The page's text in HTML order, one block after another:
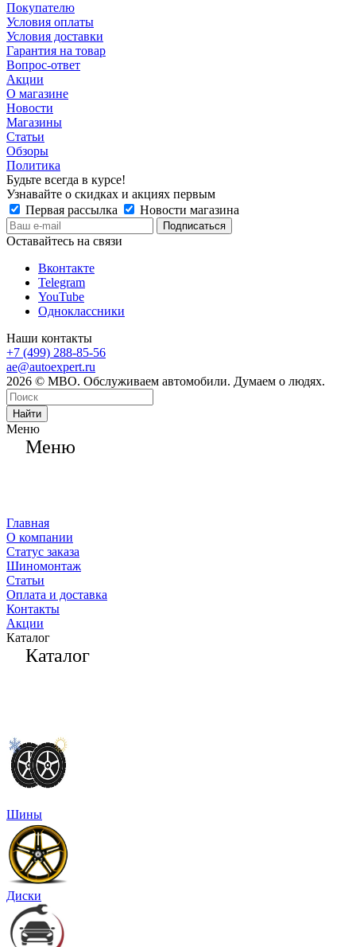
Покупателю
Условия оплаты
Условия доставки
Гарантия на товар
Вопрос-ответ
Акции
О магазине
Новости
Магазины
Статьи
Обзоры
Политика
Будьте всегда в курсе!
Узнавайте о скидках и акциях первым
Первая рассылка
Новости магазина
Оставайтесь на связи
Вконтакте
Telegram
YouTube
Одноклассники
Наши контакты
+7 (499) 288-85-56
ae@autoexpert.ru
2026 © МВО. Обслуживаем автомобили. Думаем о людях.
Найти
Меню
Меню
Главная
О компании
Статус заказа
Шиномонтаж
Статьи
Оплата и доставка
Контакты
Акции
Каталог
Каталог
Шины
Диски